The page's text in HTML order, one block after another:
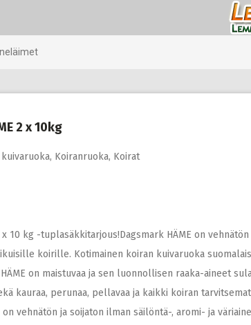
2 x 10kg
, Koiranruoka, Koirat
x 10 kg -tuplasäkkitarjous!Dagsmark HÄME on
koirille. Kotimainen koiran kuivaruoka
on maistuvaa ja sen luonnollisen raaka-aineet
kauraa, perunaa, pellavaa ja kaikki koiran
on vehnätön ja soijaton ilman säilöntä-, aromi- ja